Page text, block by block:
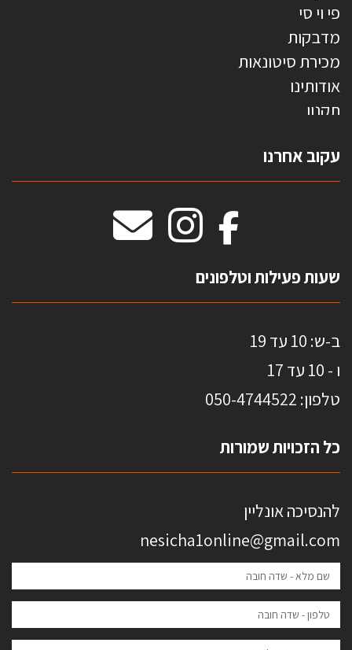
פי וי סי
מדבקות
מכירת סיטונאות
אודותינו
תקנון
טפטים משולשים
וילונות חסיני אש
מדבקות אנטי סאן
עקוב אחרנו
שעות פעילות וטלפונים
ב-ש: 10 עד 19
ו - 10 עד 17
טלפון: 0 50-4744522
כל הזכויות שמורות
להנסיכה אונליין
nesicha1online@gmail.com